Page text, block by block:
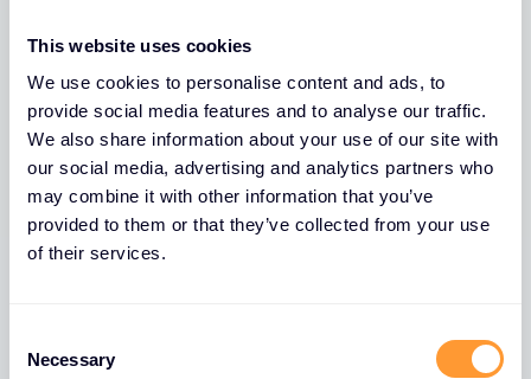
This website uses cookies
We use cookies to personalise content and ads, to
provide social media features and to analyse our traffic.
We also share information about your use of our site with
our social media, advertising and analytics partners who
may combine it with other information that you’ve
provided to them or that they’ve collected from your use
of their services.
Necessary
box.
li_gc LinkedIn
Stores the user's
cookie consent
state for the
current domain
180
days
rc::a HubSpot
This cookie is